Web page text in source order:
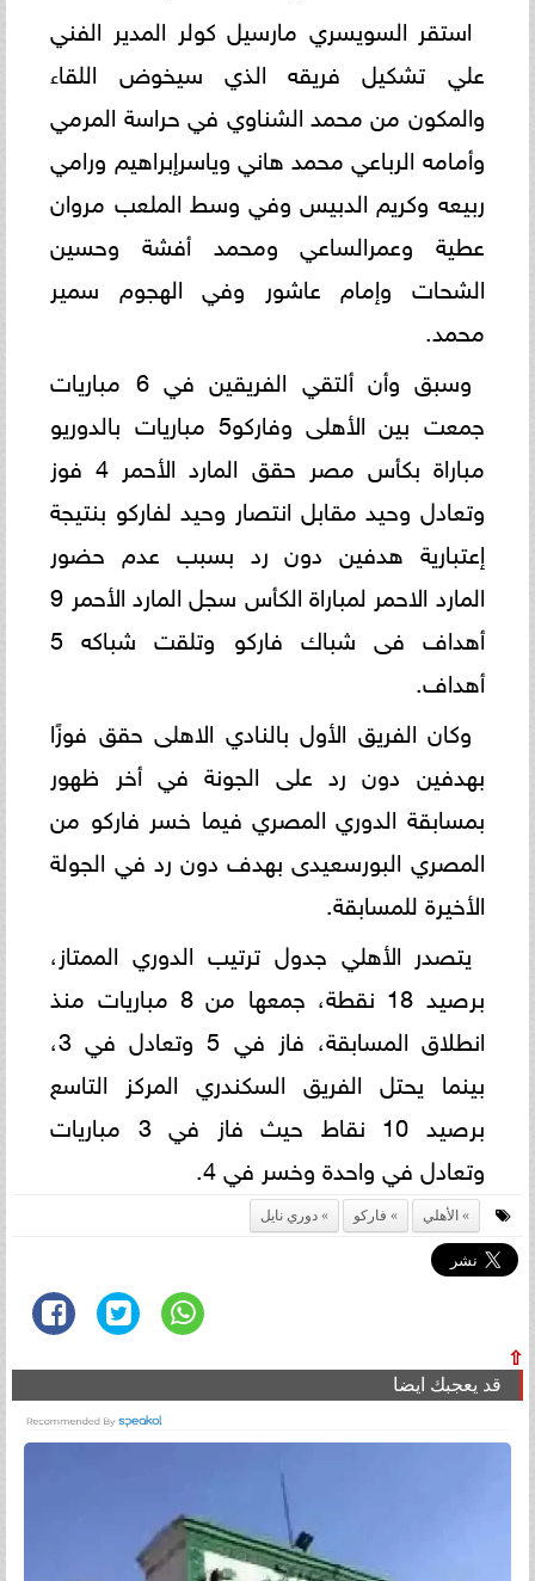
استقر السويسري مارسيل كولر المدير الفني
علي تشكيل فريقه الذي سيخوض اللقاء
والمكون من محمد الشناوي في حراسة المرمي
وأمامه الرباعي محمد هاني وياسرإبراهيم ورامي
ربيعه وكريم الدبيس وفي وسط الملعب مروان
عطية وعمرالساعي ومحمد أفشة وحسين
الشحات وإمام عاشور وفي الهجوم سمير
محمد.
وسبق وأن ألتقي الفريقين في 6 مباريات
جمعت بين الأهلى وفاركو5 مباريات بالدوريو
مباراة بكأس مصر حقق المارد الأحمر 4 فوز
وتعادل وحيد مقابل انتصار وحيد لفاركو بنتيجة
إعتبارية هدفين دون رد بسبب عدم حضور
المارد الاحمر لمباراة الكأس سجل المارد الأحمر 9
أهداف فى شباك فاركو وتلقت شباكه 5
أهداف.
وكان الفريق الأول بالنادي الاهلى حقق فوزًا
بهدفين دون رد على الجونة في أخر ظهور
بمسابقة الدوري المصري فيما خسر فاركو من
المصري البورسعيدى بهدف دون رد في الجولة
الأخيرة للمسابقة.
يتصدر الأهلي جدول ترتيب الدوري الممتاز،
برصيد 18 نقطة، جمعها من 8 مباريات منذ
انطلاق المسابقة، فاز في 5 وتعادل في 3،
بينما يحتل الفريق السكندري المركز التاسع
برصيد 10 نقاط حيث فاز في 3 مباريات
وتعادل في واحدة وخسر في 4.
الأهلي فاركو دوري نايل
⇧
قد يعجبك ايضا